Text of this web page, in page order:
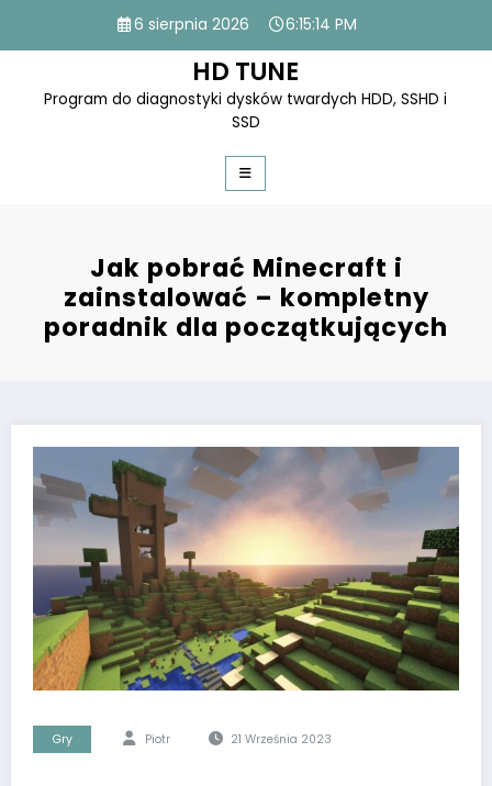
content
6 sierpnia 2026 6:15:16 PM
HD TUNE
Program do diagnostyki dysków twardych HDD, SSHD i
SSD
Jak pobrać Minecraft i
zainstalować – kompletny
poradnik dla początkujących
Gry Piotr 21 Września 2023